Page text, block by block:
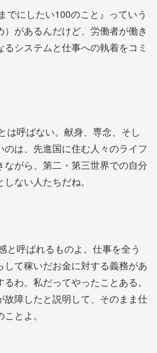
にしたい100のこと』っていう
があるんだけど、労働者が働き
システムと仕事への執着をコミ
呼ばない。献身、専念、そし
は、先進国に住む人々のライフ
ながら、第二・第三世界での自分
ない人たちだね。
呼ばれるものよ。仕事を全う
て稼いだお金に対する義務があ
わ。私だってやったことある。
故障したと説明して、そのまま仕
とよ。